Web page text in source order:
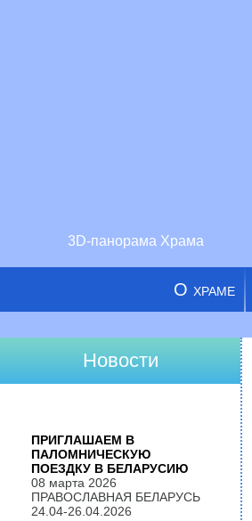
3D-панорама Храма
О храме
Новости
ПРИГЛАШАЕМ В
ПАЛОМНИЧЕСКУЮ
ПОЕЗДКУ В БЕЛАРУСИЮ
08 марта 2026
ПРАВОСЛАВНАЯ БЕЛАРУСЬ
24.04-26.04.2026